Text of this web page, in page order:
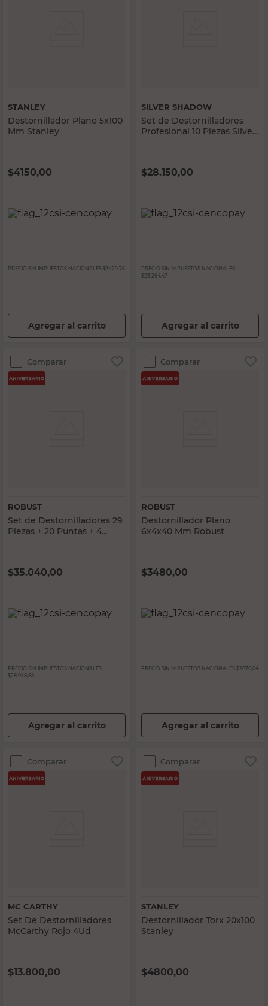
STANLEY
Destornillador Plano 5x100
Mm Stanley
$4150,00
PRECIO SIN IMPUESTOS NACIONALES: $3429,76
Agregar al carrito
SILVER SHADOW
Set de Destornilladores
Profesional 10 Piezas Silver
$28.150,00
PRECIO SIN IMPUESTOS NACIONALES:
$23.264,47
Agregar al carrito
Comparar
ROBUST
Set de Destornilladores 29
Piezas + 20 Puntas + 4
$35.040,00
PRECIO SIN IMPUESTOS NACIONALES:
$28.958,68
Agregar al carrito
Comparar
ROBUST
Destornillador Plano
6x4x40 Mm Robust
$3480,00
PRECIO SIN IMPUESTOS NACIONALES: $2876,04
Agregar al carrito
Comparar
MC CARTHY
Set De Destornilladores
McCarthy Rojo 4Ud
$13.800,00
Comparar
STANLEY
Destornillador Torx 20x100
Stanley
$4800,00